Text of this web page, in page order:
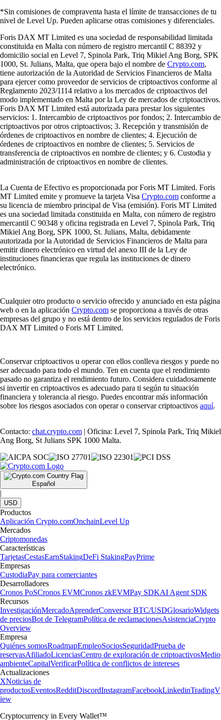
*Sin comisiones de compraventa hasta el límite de transacciones de tu
nivel de Level Up. Pueden aplicarse otras comisiones y diferenciales.
Foris DAX MT Limited es una sociedad de responsabilidad limitada
constituida en Malta con número de registro mercantil C 88392 y
domicilio social en Level 7, Spinola Park, Triq Mikiel Ang Borg, SPK
1000, St. Julians, Malta, que opera bajo el nombre de Crypto.com,
tiene autorización de la Autoridad de Servicios Financieros de Malta
para ejercer como proveedor de servicios de criptoactivos conforme al
Reglamento 2023/1114 relativo a los mercados de criptoactivos del
modo implementado en Malta por la Ley de mercados de criptoactivos.
Foris DAX MT Limited está autorizada para prestar los siguientes
servicios: 1. Intercambio de criptoactivos por fondos; 2. Intercambio de
criptoactivos por otros criptoactivos; 3. Recepción y transmisión de
órdenes de criptoactivos en nombre de clientes; 4. Ejecución de
órdenes de criptoactivos en nombre de clientes; 5. Servicios de
transferencia de criptoactivos en nombre de clientes; y 6. Custodia y
administración de criptoactivos en nombre de clientes.
La Cuenta de Efectivo es proporcionada por Foris MT Limited. Foris
MT Limited emite y promueve la tarjeta Visa Crypto.com conforme a
su licencia de miembro principal de Visa (emisión). Foris MT Limited
es una sociedad limitada constituida en Malta, con número de registro
mercantil C 90348 y oficina registrada en Level 7, Spinola Park, Triq
Mikiel Ang Borg, SPK 1000, St. Julians, Malta, debidamente
autorizada por la Autoridad de Servicios Financieros de Malta para
emitir dinero electrónico en virtud del anexo III de la Ley de
instituciones financieras que regula las instituciones de dinero
electrónico.
Cualquier otro producto o servicio ofrecido y anunciado en esta página
web o en la aplicación Crypto.com se proporciona a través de otras
empresas del grupo y no está dentro de los servicios regulados de Foris
DAX MT Limited o Foris MT Limited.
Conservar criptoactivos u operar con ellos conlleva riesgos y puede no
ser adecuado para todo el mundo. Ten en cuenta que el rendimiento
pasado no garantiza el rendimiento futuro. Considera cuidadosamente
si invertir en criptoactivos es adecuado para ti según tu situación
financiera y tolerancia al riesgo. Puedes encontrar más información
sobre los riesgos asociados con operar o conservar criptoactivos aquí.
Contacto: chat.crypto.com | Oficina: Level 7, Spinola Park, Triq Mikiel
Ang Borg, St Julians SPK 1000 Malta.
Español
|
USD
Productos
Aplicación Crypto.comOnchainLevel Up
Mercados
Criptomonedas
Características
TarjetasCestasEarnStakingDeFi StakingPayPrime
Empresas
CustodiaPay para comerciantes
Desarrolladores
Cronos PoSCronos EVMCronos zkEVMPay SDKAI Agent SDK
Recursos
InvestigaciónMercadoAprenderConversor BTC/USDGlosarioWidgets
de preciosBot de TelegramPolítica de reclamacionesAsistenciaCrypto
Overview
Empresa
Quiénes somosRoadmapEmpleoSociosSeguridadPrueba de
reservasAfiliadoLicenciasCentro de exploración de criptoactivosMedio
ambienteCapitalVerificarPolítica de conflictos de intereses
Actualizaciones
XNoticias de
productosEventosRedditDiscordInstagramFacebookLinkedinTradingV
iew
Cryptocurrency in Every Wallet™